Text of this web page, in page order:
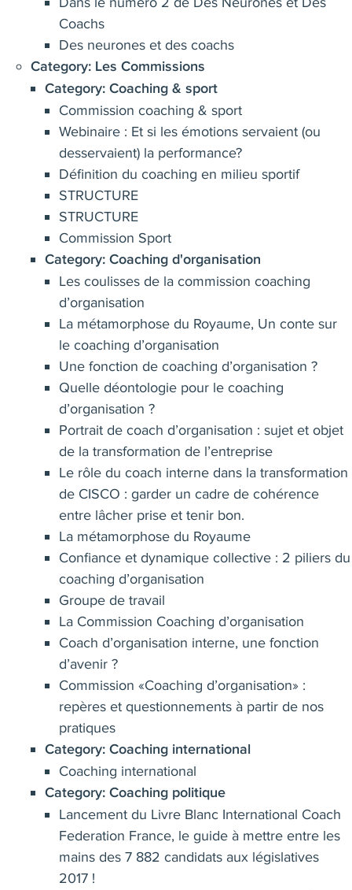
Coachs
Des neurones et des coachs
Category: Les Commissions
Category: Coaching & sport
Commission coaching & sport
Webinaire : Et si les émotions servaient (ou
desservaient) la performance?
Définition du coaching en milieu sportif
STRUCTURE
STRUCTURE
Commission Sport
Category: Coaching d'organisation
Les coulisses de la commission coaching
d’organisation
La métamorphose du Royaume, Un conte sur
le coaching d’organisation
Une fonction de coaching d’organisation ?
Quelle déontologie pour le coaching
d’organisation ?
Portrait de coach d’organisation : sujet et objet
de la transformation de l’entreprise
Le rôle du coach interne dans la transformation
de CISCO : garder un cadre de cohérence
entre lâcher prise et tenir bon.
La métamorphose du Royaume
Confiance et dynamique collective : 2 piliers du
coaching d’organisation
Groupe de travail
La Commission Coaching d’organisation
Coach d’organisation interne, une fonction
d’avenir ?
Commission «Coaching d’organisation» :
repères et questionnements à partir de nos
pratiques
Category: Coaching international
Coaching international
Category: Coaching politique
Lancement du Livre Blanc International Coach
Federation France, le guide à mettre entre les
mains des 7 882 candidats aux législatives
2017 !